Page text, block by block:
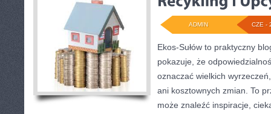
CZE -
ADMIN
Ekos-Sułów to praktyczny
pokazuje, że
oznaczać wielkich
ani kosztownych zmian. To
może znaleźć inspiracje,